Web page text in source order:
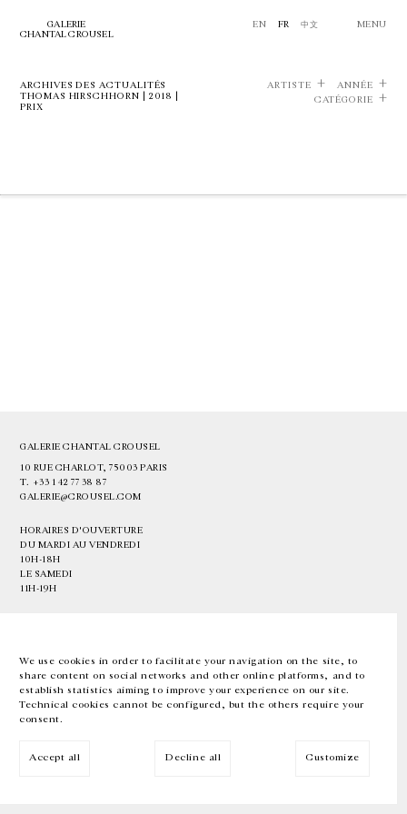
We use cookies in order to facilitate your navigation on the site, to
share content on social networks and other online platforms, and to
establish statistics aiming to improve your experience on our site.
Technical cookies cannot be configured, but the others require your
consent.
Accept all Decline all Customize
GALERIE
CHANTAL CROUSEL
EN FR 中文 MENU
ARCHIVES DES ACTUALITÉS
THOMAS HIRSCHHORN | 2018 |
PRIX
ARTISTE
ANNÉE
CATÉGORIE
GALERIE CHANTAL CROUSEL
10 RUE CHARLOT, 75003 PARIS
T. +33 1 42 77 38 87
GALERIE@CROUSEL.COM
HORAIRES D'OUVERTURE
DU MARDI AU VENDREDI
10H-18H
LE SAMEDI
11H-19H
EN FR 中文 Facebook Instagram
Inscrivez-vous à notre newsletter